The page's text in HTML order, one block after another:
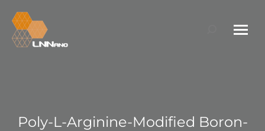
Search:
Poly-L-Arginine-Modified Boron-